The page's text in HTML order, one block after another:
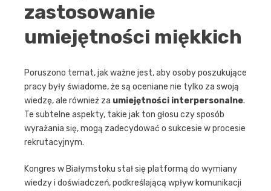
zastosowanie
umiejętności miękkich
Poruszono temat, jak ważne jest, aby osoby poszukujące
pracy były świadome, że są oceniane nie tylko za swoją
wiedzę, ale również za umiejętności interpersonalne.
Te subtelne aspekty, takie jak ton głosu czy sposób
wyrażania się, mogą zadecydować o sukcesie w procesie
rekrutacyjnym.
Kongres w Białymstoku stał się platformą do wymiany
wiedzy i doświadczeń, podkreślającą wpływ komunikacji